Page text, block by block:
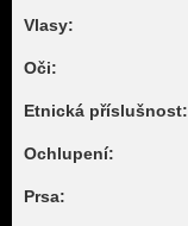
Vlasy:
Oči:
Etnická příslušnost:
Ochlupení:
Prsa: